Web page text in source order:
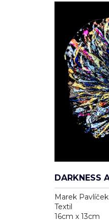
Marek Pavlíček
Textil
16cm x 13cm